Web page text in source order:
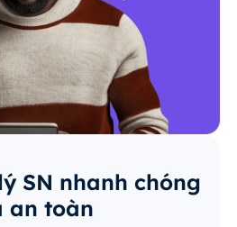
SN nhanh chóng
an toàn